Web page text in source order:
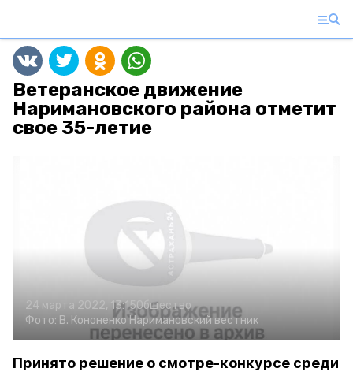
Ветеранское движение
Наримановского района отметит
свое 35-летие
24 марта 2022, 13:15Общество
Фото: В. Кононенко Наримановский вестник
Принято решение о смотре-конкурсе среди